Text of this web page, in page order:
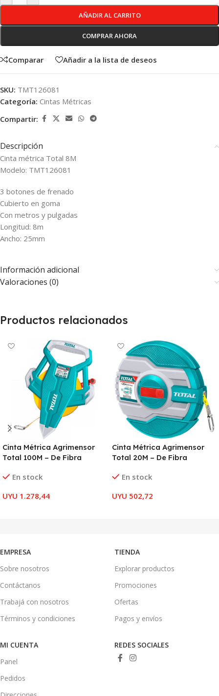
AÑADIR AL CARRITO
COMPRAR AHORA
Comparar Añadir a la lista de deseos
SKU: TMT126081
Categoría: Cintas Métricas
Compartir:
Descripción
Cinta métrica Total 8M
Modelo: TMT126081
3 botones de frenado
Cubierto en goma
Con metros y pulgadas
Longitud: 8m
Ancho: 25mm
Información adicional
Valoraciones (0)
Productos relacionados
Cinta Métrica Agrimensor
Total 100M – De Fibra
En stock
UYU 1.278,44
Cinta Métrica Agrimensor
Total 20M – De Fibra
En stock
UYU 502,72
EMPRESA
Sobre nosotros
Contáctanos
Trabajá con nosotros
Términos y condiciones
TIENDA
Explorar productos
Promociones
Ofertas
Pagos y envíos
MI CUENTA
Panel
Pedidos
REDES SOCIALES